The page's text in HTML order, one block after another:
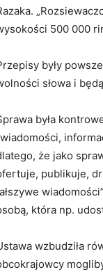
500 000
były
słowa i
była
że jako
publikuje,
która np.
wzbudziła